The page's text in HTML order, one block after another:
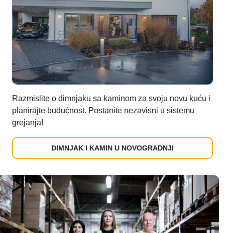
Razmislite o dimnjaku sa kaminom za svoju novu kuću i
planirajte budućnost. Postanite nezavisni u sistemu
grejanja!
DIMNJAK I KAMIN U NOVOGRADNJI